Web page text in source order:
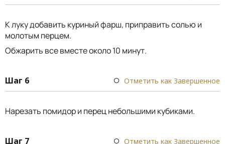
К луку добавить куриный фарш, приправить солью и
молотым перцем.
Обжарить все вместе около 10 минут.
Шаг 6 Отметить как Завершенное
Нарезать помидор и перец небольшими кубиками.
Шаг 7 Отметить как Завершенное